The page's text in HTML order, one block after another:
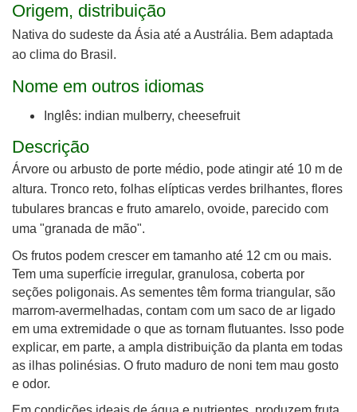
Origem, distribuição
Nativa do sudeste da Ásia até a Austrália. Bem adaptada
ao clima do Brasil.
Nome em outros idiomas
Inglês: indian mulberry, cheesefruit
Descrição
Árvore ou arbusto de porte médio, pode atingir até 10 m de
altura. Tronco reto, folhas elípticas verdes brilhantes, flores
tubulares brancas e fruto amarelo, ovoide, parecido com
uma "granada de mão".
Os frutos podem crescer em tamanho até 12 cm ou mais.
Tem uma superfície irregular, granulosa, coberta por
seções poligonais. As sementes têm forma triangular, são
marrom-avermelhadas, contam com um saco de ar ligado
em uma extremidade o que as tornam flutuantes. Isso pode
explicar, em parte, a ampla distribuição da planta em todas
as ilhas polinésias. O fruto maduro de noni tem mau gosto
e odor.